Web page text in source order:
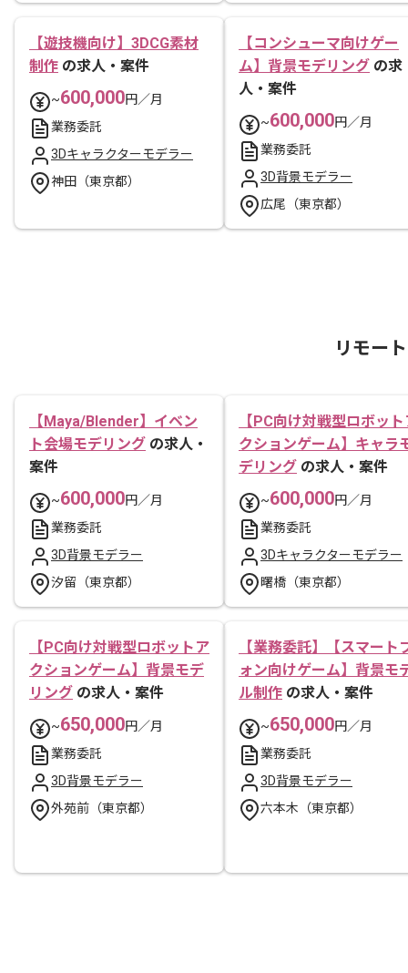
【遊技機向け】3DCG素材
制作 の求人・案件
~600,000円／月
業務委託
3Dキャラクターモデラー
神田（東京都）
【コンシューマ向けゲー
ム】背景モデリング の求
人・案件
~600,000円／月
業務委託
3D背景モデラー
広尾（東京都）
リモー
【Maya/Blender】イベン
ト会場モデリング の求人・
案件
~600,000円／月
業務委託
3D背景モデラー
汐留（東京都）
【PC向け対戦型ロボット
クションゲーム】キャラ
デリング の求人・案件
~600,000円／月
業務委託
3Dキャラクターモデラー
曙橋（東京都）
【PC向け対戦型ロボットア
クションゲーム】背景モデ
リング の求人・案件
~650,000円／月
業務委託
3D背景モデラー
外苑前（東京都）
【業務委託】【スマート
ォン向けゲーム】背景モ
ル制作 の求人・案件
~650,000円／月
業務委託
3D背景モデラー
六本木（東京都）